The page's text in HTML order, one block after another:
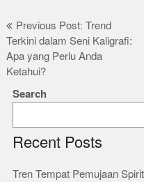
Post
navigation
Previous Post: Trend
Terkini dalam Seni Kaligrafi:
Apa yang Perlu Anda
Ketahui?
Search
Recent Posts
Tren Tempat Pemujaan